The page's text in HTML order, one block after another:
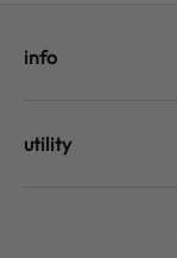
info
utility